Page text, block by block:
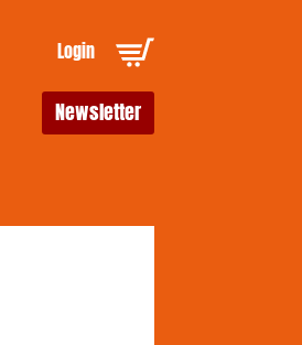
Login
Newsletter